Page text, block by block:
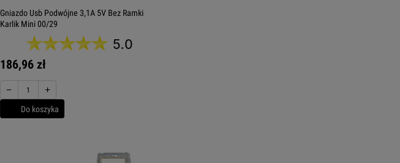
Gniazdo Usb Podwójne 3,1A 5V Bez Ramki
Karlik Mini 00/29
5.0
186,96 zł
− +
Do koszyka